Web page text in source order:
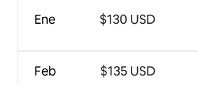
Ene
Feb
$130 USD
$135 USD